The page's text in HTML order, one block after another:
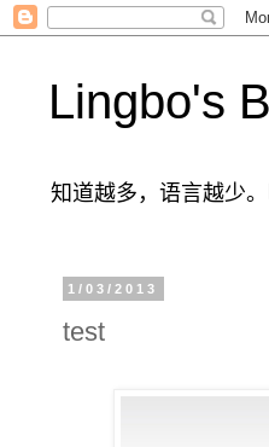
Lingbo's
知道越多，语言越少
1/03/2013
test